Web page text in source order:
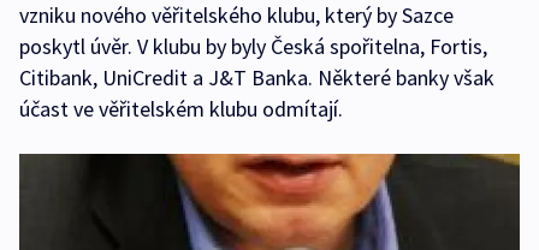
vzniku nového věřitelského klubu, který by Sazce
poskytl úvěr. V klubu by byly Česká spořitelna, Fortis,
Citibank, UniCredit a J&T Banka. Některé banky však
účast ve věřitelském klubu odmítají.